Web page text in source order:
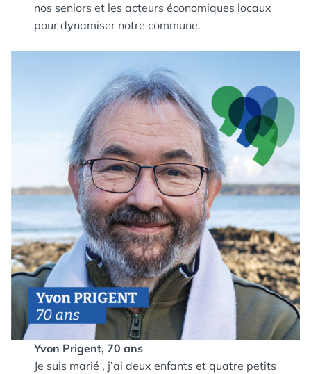
nos seniors et les acteurs économiques locaux
pour dynamiser notre commune.
Yvon Prigent, 70 ans
Je suis marié , j’ai deux enfants et quatre petits